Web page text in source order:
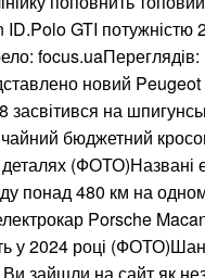
GTI потужністю
focus.uaПереглядів:
новий
засвітився на
бюджетний
(ФОТО)Названі
понад 480 км на
Porsche
у 2024 році
Ви зайшли на сайт як